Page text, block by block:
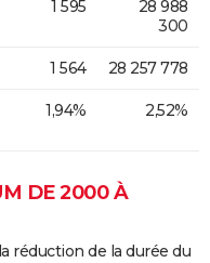
1 595
28 988
300
1 564 28 257 778
1,94% 2,52%
DE 2000 À
réduction de la durée du